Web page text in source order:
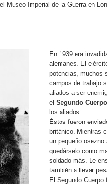
Museo Imperial de la Guerra en
En 1939 era
alemanes. El
potencias, muchos
campos de trabajo
aliados a ser
el Segundo
los aliados.
Éstos fueron
británico. Mientras
un pequeño
quedárselo como
soldado más. Le
también a llevar
El Segundo Cuerpo